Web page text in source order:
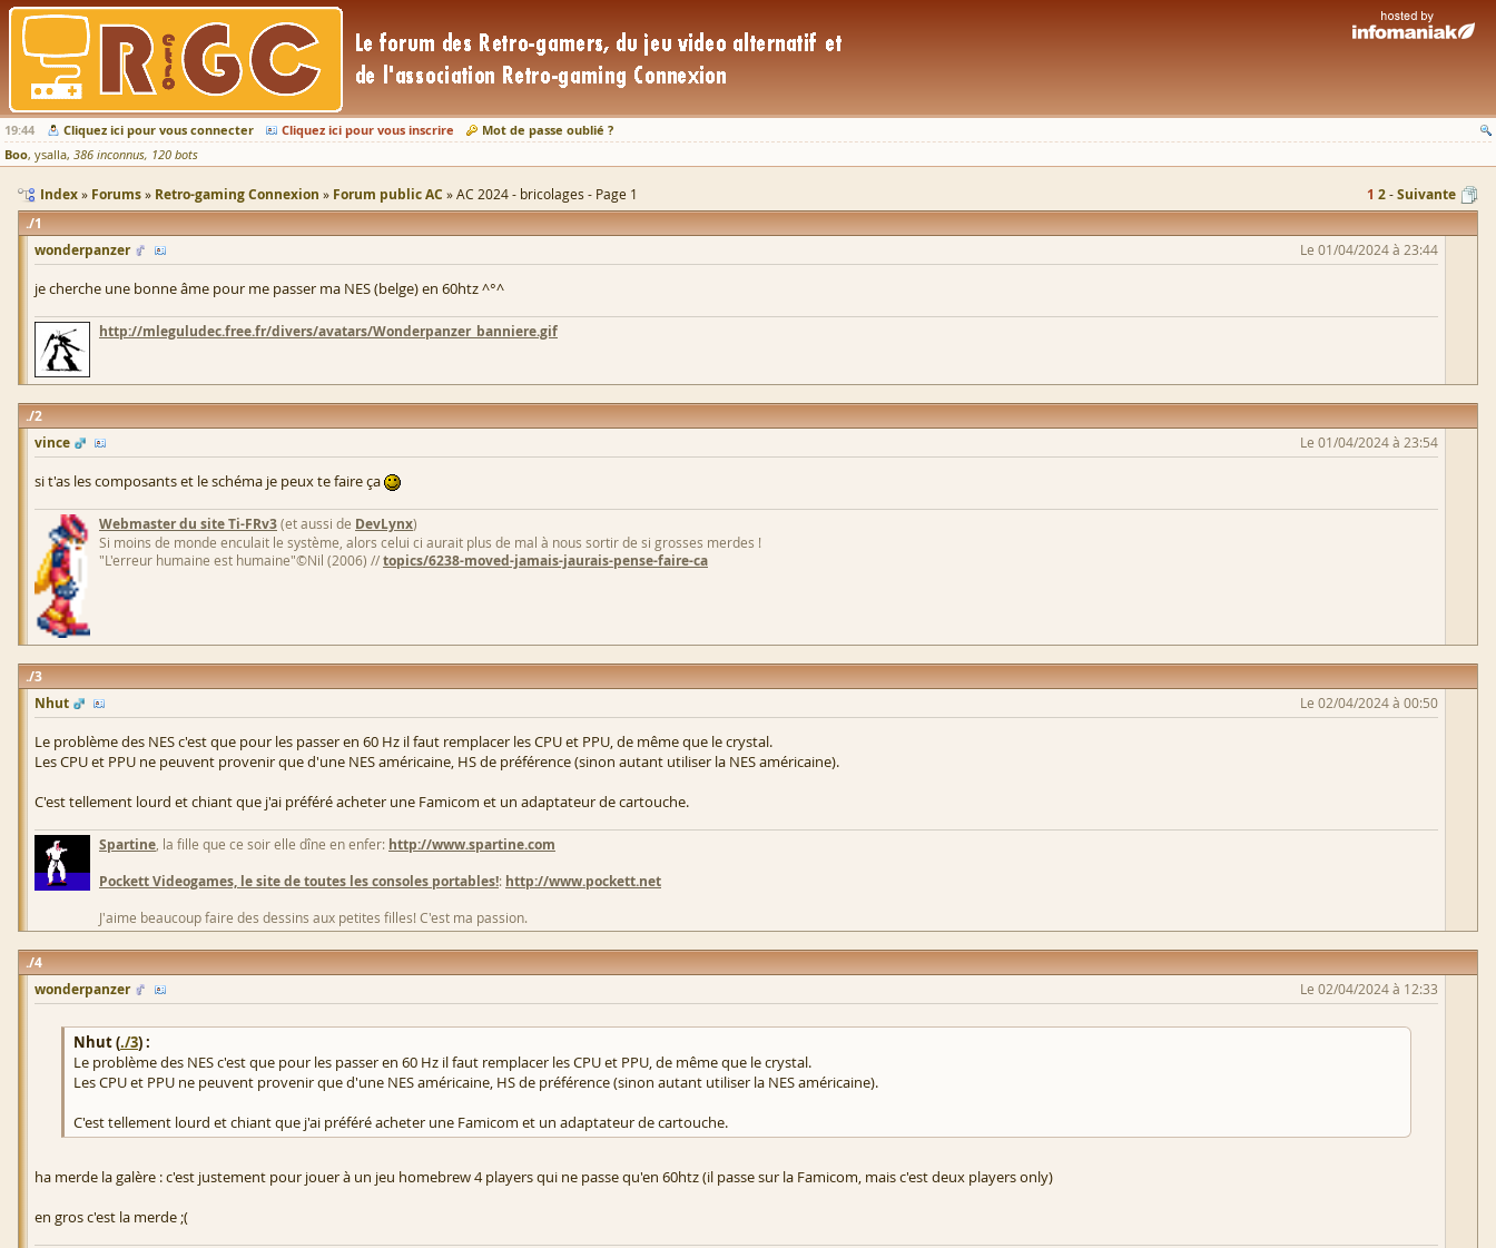
19:44 Cliquez ici pour vous connecter Cliquez ici pour vous inscrire
Mot de passe oublié ?
Boo ysalla 386 inconnus 120 bots
Index Forums Retro-gaming Connexion Forum public AC AC 2024 - bricolages - Page 1 1 2 Suivante
1
wonderpanzer
Le 01/04/2024 à 23:44
je cherche une bonne âme pour me passer ma NES (belge) en 60htz ^°^
http://mleguludec.free.fr/divers/avatars/Wonderpanzer_banniere.gif
2
vince
Le 01/04/2024 à 23:54
si t'as les composants et le schéma je peux te faire ça
Webmaster du site Ti-FRv3(et aussi de DevLynx)
Si moins de monde enculait le système, alors celui ci aurait plus de mal à nous sortir de si grosses merdes !
"L'erreur humaine est humaine"©Nil (2006) //topics/6238-moved-jamais-jaurais-pense-faire-ca
3
Nhut
Le 02/04/2024 à 00:50
Le problème des NES c'est que pour les passer en 60 Hz il faut remplacer les CPU et PPU, de même que le crystal.
Les CPU et PPU ne peuvent provenir que d'une NES américaine, HS de préférence (sinon autant utiliser la NES américaine).
C'est tellement lourd et chiant que j'ai préféré acheter une Famicom et un adaptateur de cartouche.
Spartine , la fille que ce soir elle dîne en enfer: http://www.spartine.com
Pockett Videogames, le site de toutes les consoles portables!: http://www.pockett.net
J'aime beaucoup faire des dessins aux petites filles! C'est ma passion.
4
wonderpanzer
Le 02/04/2024 à 12:33
Nhut (./3) :
Le problème des NES c'est que pour les passer en 60 Hz il faut remplacer les CPU et PPU, de même que le crystal.
Les CPU et PPU ne peuvent provenir que d'une NES américaine, HS de préférence (sinon autant utiliser la NES américaine).
C'est tellement lourd et chiant que j'ai préféré acheter une Famicom et un adaptateur de cartouche.
ha merde la galère : c'est justement pour jouer à un jeu homebrew 4 players qui ne passe qu'en 60htz (il passe sur la Famicom, mais c'est deux players only)
en gros c'est la merde ;(